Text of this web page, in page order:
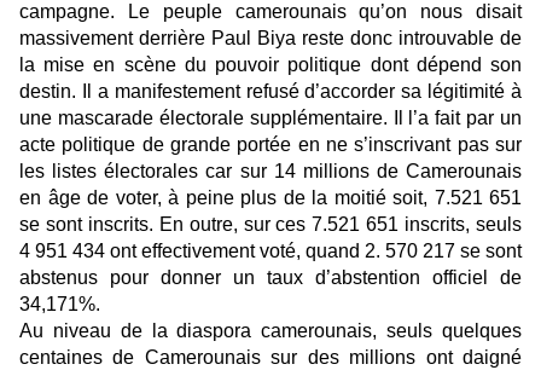
campagne. Le peuple camerounais qu’on nous disait
massivement derrière Paul Biya reste donc introuvable de
la mise en scène du pouvoir politique dont dépend son
destin. Il a manifestement refusé d’accorder sa légitimité à
une mascarade électorale supplémentaire. Il l’a fait par un
acte politique de grande portée en ne s’inscrivant pas sur
les listes électorales car sur 14 millions de Camerounais
en âge de voter, à peine plus de la moitié soit, 7.521 651
se sont inscrits. En outre, sur ces 7.521 651 inscrits, seuls
4 951 434 ont effectivement voté, quand 2. 570 217 se sont
abstenus pour donner un taux d’abstention officiel de
34,171%.
Au niveau de la diaspora camerounais, seuls quelques
centaines de Camerounais sur des millions ont daigné